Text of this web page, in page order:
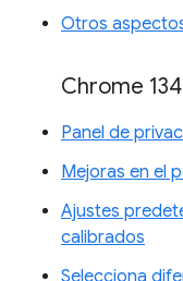
Otros
Chrome 134
Panel de
Mejoras en el
Ajustes
calibrados
Selecciona